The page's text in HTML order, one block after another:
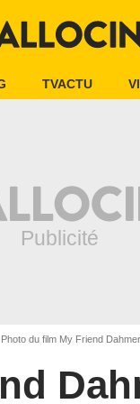
TVACTU
Photo du film My Friend